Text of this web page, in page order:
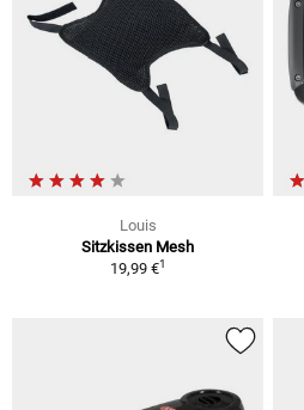
Louis
Sitzkissen Mesh
19,99 €1